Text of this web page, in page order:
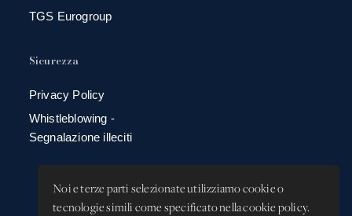
Noi e terze parti selezionate utilizziamo cookie o
tecnologie simili come specificato nella cookie policy.
TGS Eurogroup
Sicurezza
Privacy Policy
Whistleblowing -
Segnalazione illeciti